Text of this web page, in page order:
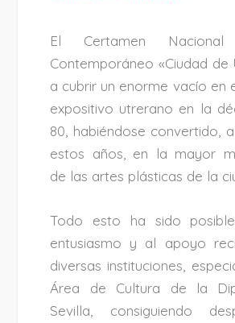
El Certamen
Contemporáneo «Ciudad de
a cubrir un enorme vacío en
expositivo utrerano en la
80, habiéndose convertido,
estos años, en la mayor
de las artes plásticas de la
Todo esto ha sido
entusiasmo y al apoyo
diversas instituciones,
Área de Cultura de la
Sevilla, consiguiendo